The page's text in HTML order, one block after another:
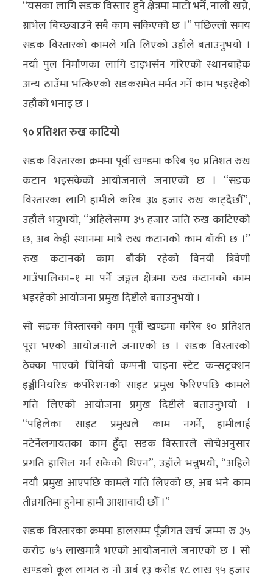
“यसका लागि सडक विस्तार हुने क्षेत्रमा माटो भर्ने, नाली खन्ने,
ग्राभेल बिच्छ्याउने सबै काम सकिएको छ ।” पछिल्लो समय
सडक विस्तारको कामले गति लिएको उहाँले बताउनुभयो ।
नयाँ पुल निर्माणका लागि डाइभर्सन गरिएको स्थानबाहेक
अन्य ठाउँमा भत्किएको सडकसमेत मर्मत गर्ने काम भइरहेको
उहाँको भनाइ छ ।
९० प्रतिशत रुख काटियो
सडक विस्तारका क्रममा पूर्वी खण्डमा करिब ९० प्रतिशत रुख
कटान भइसकेको आयोजनाले जनाएको छ । “सडक
विस्तारका लागि हामीले करिब ३७ हजार रुख काट्दैछौँ”,
उहाँले भन्नुभयो, “अहिलेसम्म ३५ हजार जति रुख काटिएको
छ, अब केही स्थानमा मात्रै रुख कटानको काम बाँकी छ ।”
रुख कटानको काम बाँकी रहेको विनयी त्रिवेणी
गाउँपालिका–१ मा पर्ने जङ्गल क्षेत्रमा रुख कटानको काम
भइरहेको आयोजना प्रमुख दिष्टीले बताउनुभयो ।
सो सडक विस्तारको काम पूर्वी खण्डमा करिब १० प्रतिशत
पूरा भएको आयोजनाले जनाएको छ । सडक विस्तारको
ठेक्का पाएको चिनियाँ कम्पनी चाइना स्टेट कन्सट्रक्शन
इञ्जीनियरिङ कर्पोरेशनको साइट प्रमुख फेरिएपछि कामले
गति लिएको आयोजना प्रमुख दिष्टीले बताउनुभयो ।
“पहिलेका साइट प्रमुखले काम नगर्ने, हामीलाई
नटेर्नेलगायतका काम हुँदा सडक विस्तारले सोचेअनुसार
प्रगति हासिल गर्न सकेको थिएन”, उहाँले भन्नुभयो, “अहिले
नयाँ प्रमुख आएपछि कामले गति लिएको छ, अब भने काम
तीव्रगतिमा हुनेमा हामी आशावादी छौँ ।”
सडक विस्तारका क्रममा हालसम्म पूँजीगत खर्च जम्मा रु ३५
करोड ७५ लाखमात्रै भएको आयोजनाले जनाएको छ । सो
खण्डको कूल लागत रु नौ अर्ब १३ करोड १८ लाख ९५ हजार